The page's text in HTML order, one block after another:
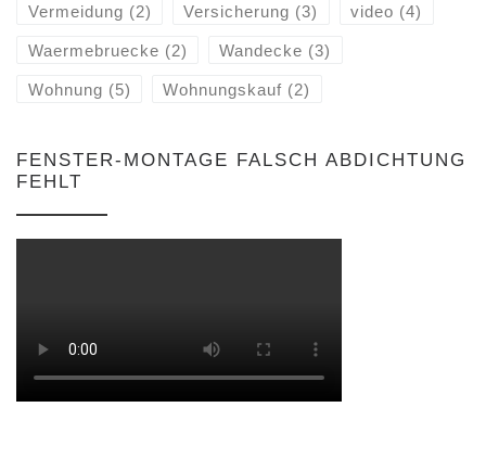
Vermeidung (2) Versicherung (3) video (4)
Waermebruecke (2) Wandecke (3)
Wohnung (5) Wohnungskauf (2)
FENSTER-MONTAGE FALSCH ABDICHTUNG
FEHLT